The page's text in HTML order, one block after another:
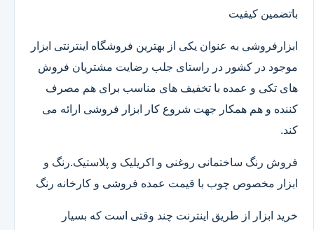
باتضمین کیفیت
ابزارفروشی به عنوان یکی از بهترین فروشگاه اینترنتی ابزار
موجود در کشور در راستای جلب رضایت مشتریان فروش
های تکی و عمده با تخفیف های مناسب برای هم مصرف
کننده و هم همکار جهت شروع کار ابزار فروشی ارائه می
کند.
فروش رنگ ساختمانی روغنی و اکریلیک و پلاستیک.رنگ و
ابزار مخصوص چوب با قیمت عمده فروشی و کارخانه رنگ
خرید ابزار از طریق اینترنت چند وقتی است که بسیار